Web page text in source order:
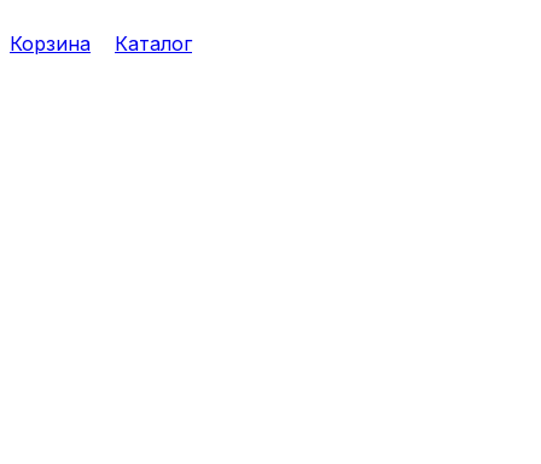
Корзина Каталог